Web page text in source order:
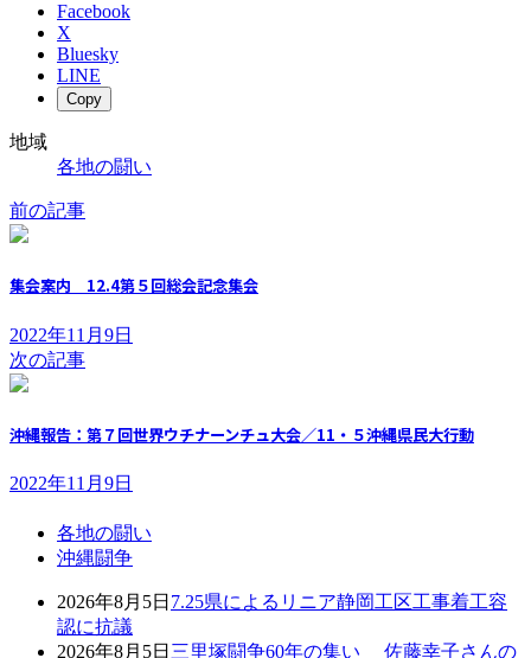
Facebook
X
Bluesky
LINE
Copy
地域
各地の闘い
前の記事
集会案内 12.4第５回総会記念集会
2022年11月9日
次の記事
沖縄報告：第７回世界ウチナーンチュ大会／11・５沖縄県民大行動
2022年11月9日
各地の闘い
沖縄闘争
2026年8月5日 7.25県によるリニア静岡工区工事着工容
認に抗議
2026年8月5日 三里塚闘争60年の集い 佐藤幸子さんの